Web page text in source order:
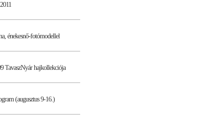
énekesnő-fotómodellel
TavaszNyár hajkollekciója
(augusztus 9-16.)